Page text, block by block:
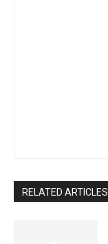
RELATED ARTICLES